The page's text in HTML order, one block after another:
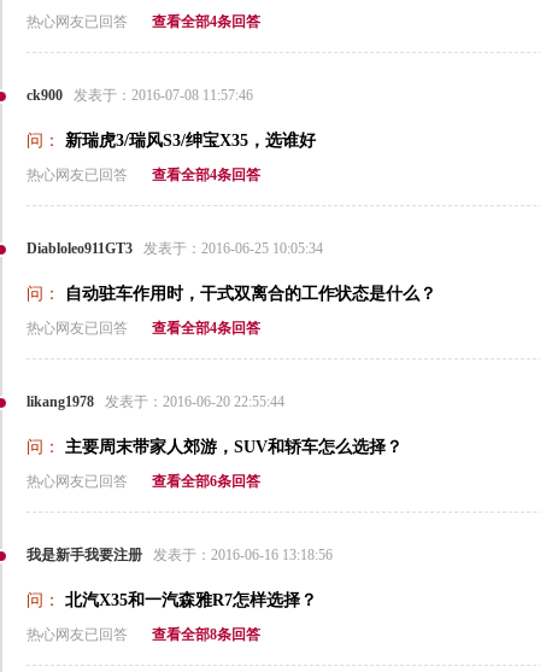
热心网友已回答 查看全部4条回答
ck900 发表于：2016-07-08 11:57:46
问： 新瑞虎3/瑞风S3/绅宝X35，选谁好
热心网友已回答 查看全部4条回答
Diabloleo911GT3 发表于：2016-06-25 10:05:34
问： 自动驻车作用时，干式双离合的工作状态是什么？
热心网友已回答 查看全部4条回答
likang1978 发表于：2016-06-20 22:55:44
问： 主要周末带家人郊游，SUV和轿车怎么选择？
热心网友已回答 查看全部6条回答
我是新手我要注册 发表于：2016-06-16 13:18:56
问： 北汽X35和一汽森雅R7怎样选择？
热心网友已回答 查看全部8条回答